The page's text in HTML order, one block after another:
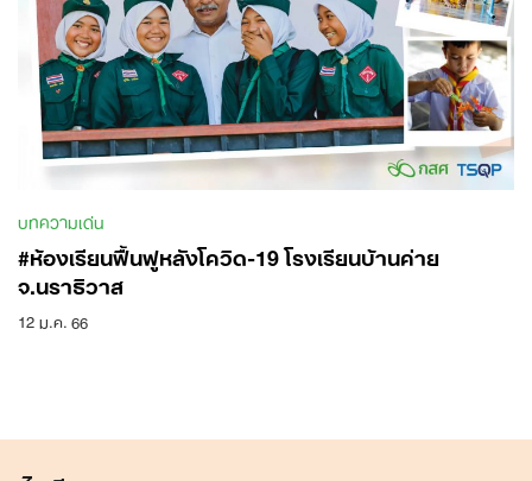
for:
บทความเด่น
#ห้องเรียนฟื้นฟูหลังโควิด-19 โรงเรียนบ้านค่าย
จ.นราธิวาส
12 ม.ค. 66